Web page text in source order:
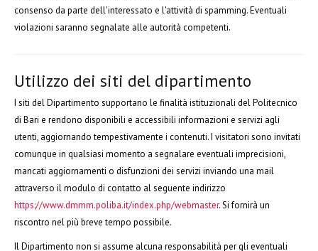
consenso da parte dell'interessato e l'attività di spamming. Eventuali
violazioni saranno segnalate alle autorità competenti.
Utilizzo dei siti del dipartimento
I siti del Dipartimento supportano le finalità istituzionali del Politecnico
di Bari e rendono disponibili e accessibili informazioni e servizi agli
utenti, aggiornando tempestivamente i contenuti. I visitatori sono invitati
comunque in qualsiasi momento a segnalare eventuali imprecisioni,
mancati aggiornamenti o disfunzioni dei servizi inviando una mail
attraverso il modulo di contatto al seguente indirizzo
https://www.dmmm.poliba.it/index.php/webmaster. Si fornirà un
riscontro nel più breve tempo possibile.
Il Dipartimento non si assume alcuna responsabilità per gli eventuali